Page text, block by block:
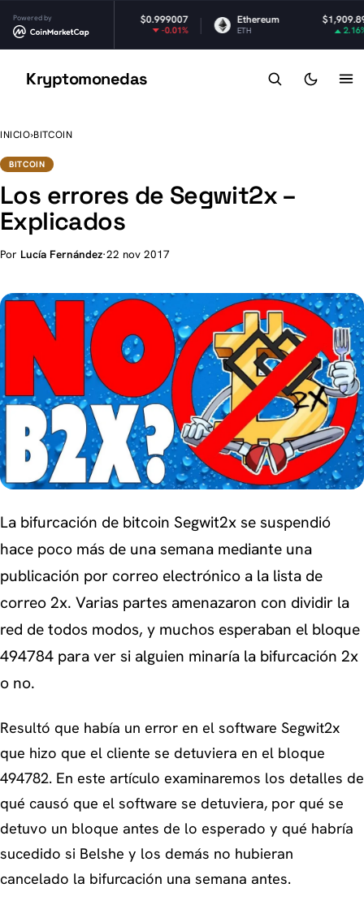
Powered by
USDt
-0.01%
Ethereum $1,909.89
ETH
BNB
BNB
Kryptomonedas
INICIO›BITCOIN
BITCOIN
Los errores de Segwit2x –
Explicados
Por Lucía Fernández·22 nov 2017
La bifurcación de bitcoin Segwit2x se suspendió
hace poco más de una semana mediante una
publicación por correo electrónico a la lista de
correo 2x. Varias partes amenazaron con dividir la
red de todos modos, y muchos esperaban el bloque
494784 para ver si alguien minaría la bifurcación 2x
o no.
Resultó que había un error en el software Segwit2x
que hizo que el cliente se detuviera en el bloque
494782. En este artículo examinaremos los detalles de
qué causó que el software se detuviera, por qué se
detuvo un bloque antes de lo esperado y qué habría
sucedido si Belshe y los demás no hubieran
cancelado la bifurcación una semana antes.